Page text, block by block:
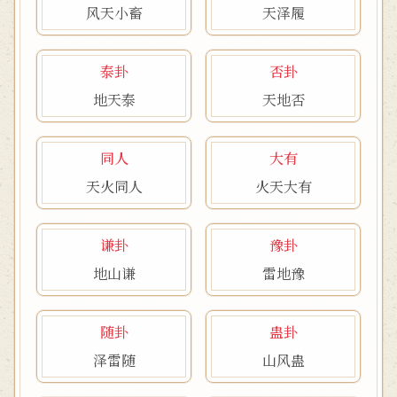
风天小畜 天泽履
泰卦
地天泰
否卦
天地否
同人
天火同人
大有
火天大有
谦卦
地山谦
豫卦
雷地豫
随卦
泽雷随
蛊卦
山风蛊